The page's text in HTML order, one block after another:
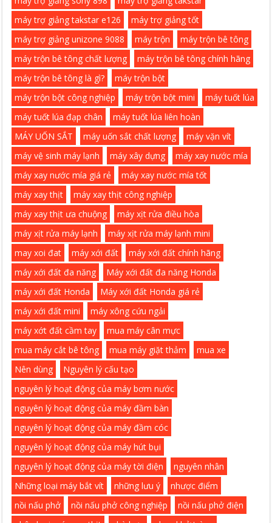
máy trợ giảng takstar e126
máy trợ giảng tốt
máy trợ giảng unizone 9088
máy trộn
máy trộn bê tông
máy trộn bê tông chất lượng
máy trộn bê tông chính hãng
máy trộn bê tông là gì?
máy trộn bột
máy trộn bột công nghiệp
máy trộn bột mini
máy tuốt lúa
máy tuốt lúa đạp chân
máy tuốt lúa liên hoàn
MÁY UỐN SẮT
máy uốn sắt chất lượng
máy vặn vít
máy vệ sinh máy lạnh
máy xây dựng
máy xay nước mía
máy xay nước mía giá rẻ
máy xay nước mía tốt
máy xay thịt
máy xay thịt công nghiệp
máy xay thịt ưa chuộng
máy xịt rửa điều hòa
máy xịt rửa máy lạnh
máy xịt rửa máy lạnh mini
may xoi đat
máy xới đất
máy xới đất chính hãng
máy xới đất đa năng
Máy xới đất đa năng Honda
máy xới đất Honda
Máy xới đất Honda giá rẻ
máy xới đất mini
máy xông cứu ngải
máy xớt đất cầm tay
mua máy cân mực
mua máy cắt bê tông
mua máy giặt thảm
mua xe
Nên dùng
Nguyên lý cấu tạo
nguyên lý hoạt động của máy bơm nước
nguyên lý hoạt động của máy đầm bàn
nguyên lý hoạt động của máy đầm cóc
nguyên lý hoạt động của máy hút bụi
nguyên lý hoạt động của máy tời điện
nguyên nhân
Những loại máy bắt vít
những lưu ý
nhược điểm
nồi nấu phở
nồi nấu phở công nghiệp
nồi nấu phở điện